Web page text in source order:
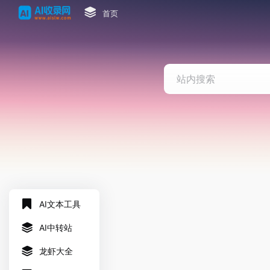
首页
AI文本工具
AI中转站
龙虾大全